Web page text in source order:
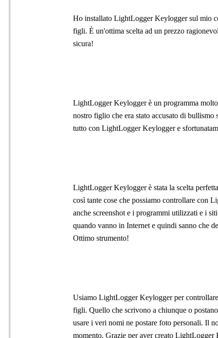
Ho installato LightLogger Keylogger sul mio
figli. È un'ottima scelta ad un prezzo
sicura!
LightLogger Keylogger è un programma
nostro figlio che era stato accusato di
tutto con LightLogger Keylogger e
LightLogger Keylogger è stata la scelta
così tante cose che possiamo controllare con
anche screenshot e i programmi utilizzati e i
quando vanno in Internet e quindi sanno che
Ottimo strumento!
Usiamo LightLogger Keylogger per
figli. Quello che scrivono a chiunque o
usare i veri nomi ne postare foto personali. Il
momento. Grazie per aver creato LightLogger